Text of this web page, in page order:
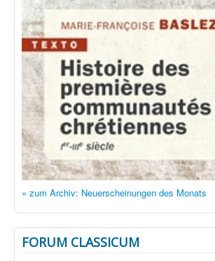
» zum Archiv: Neuerscheinungen des Monats
FORUM CLASSICUM